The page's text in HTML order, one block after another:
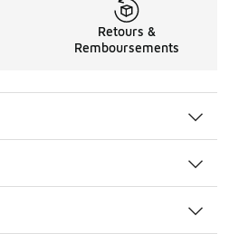
Retours &
Remboursements